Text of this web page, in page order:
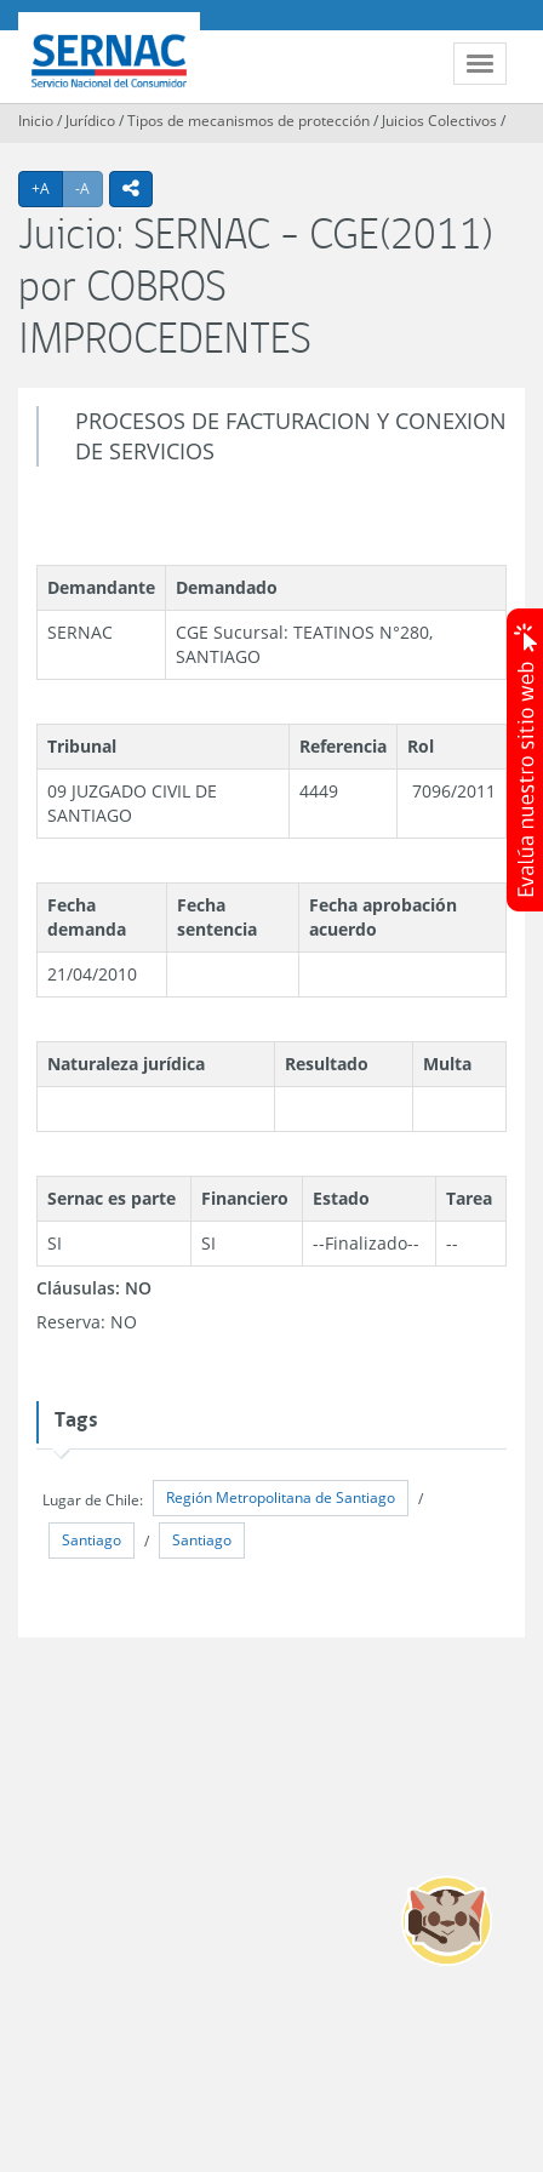
Contenido
principal
Toggle
SERNAC
Inicio/ Jurídico/Tipos de mecanismos de protección/ Juicios Colectivos /
+A Agrandar texto
-A Achicar textoicono compartir
Juicio: SERNAC - CGE(2011)
por COBROS
IMPROCEDENTES
PROCESOS DE FACTURACION Y CONEXION
DE SERVICIOS
Demandante
Demandado
SERNAC
CGE Sucursal: TEATINOS N°280,
SANTIAGO
Tribunal Referencia
Rol
09 JUZGADO CIVIL DE
SANTIAGO
4449 7096/2011
Fecha
demanda
Fecha
sentencia
Fecha aprobación
acuerdo
21/04/2010
Naturaleza jurídica Resultado Multa
Sernac es parte Financiero Estado
Tarea
SI
SI --Finalizado--
--
Cláusulas: NO
Reserva: NO
Tags
Lugar de Chile: Región Metropolitana de Santiago /
Santiago / Santiago